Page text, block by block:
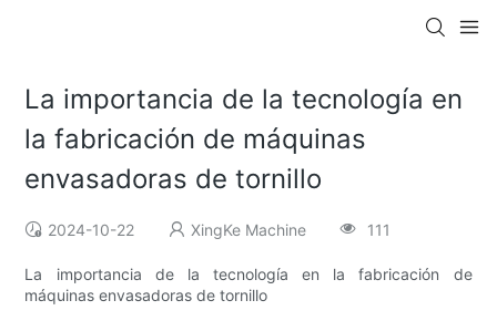
La importancia de la tecnología en
la fabricación de máquinas
envasadoras de tornillo
2024-10-22 XingKe Machine 111
La importancia de la tecnología en la fabricación de
máquinas envasadoras de tornillo